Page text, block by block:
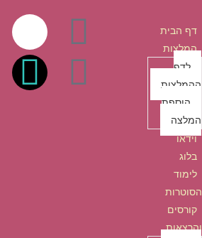
דף הבית
המלצות
לדף
ההמלצות
הוספת
המלצה
וידאו
בלוג
לימוד
הסוטרות
קורסים
והרצאות